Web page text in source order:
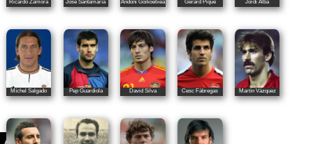
Ricardo Zamora José Santamaría Andoni Goikoetxea Gerard Piqué Jordi Alba
Míchel Salgado Pep Guardiola David Silva Cesc Fàbregas Martín Vázquez